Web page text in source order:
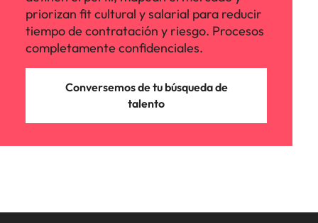
priorizan fit cultural y salarial para reducir
tiempo de contratación y riesgo. Procesos
completamente confidenciales.
Conversemos de tu búsqueda de
talento